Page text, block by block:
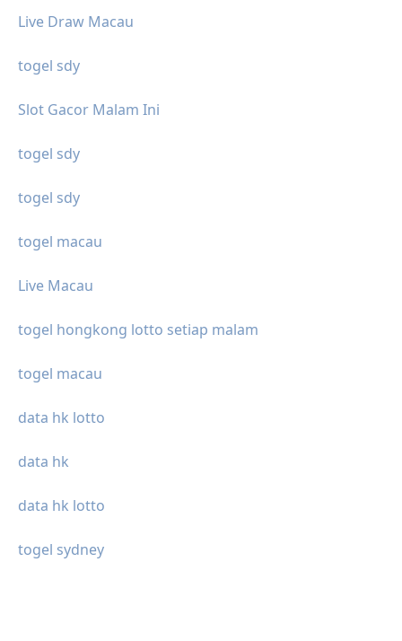
Live Draw Macau
togel sdy
Slot Gacor Malam Ini
togel sdy
togel sdy
togel macau
Live Macau
togel hongkong lotto setiap malam
togel macau
data hk lotto
data hk
data hk lotto
togel sydney